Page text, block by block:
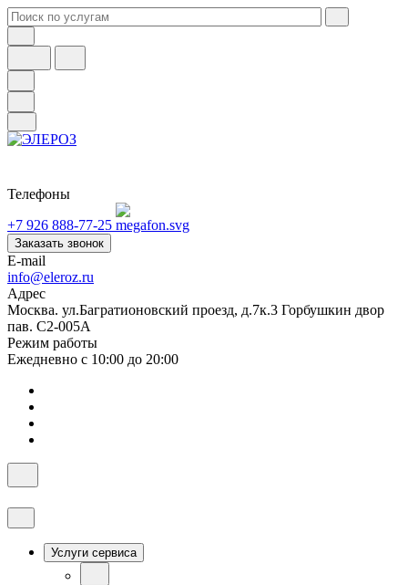
Телефоны
+7 926 888-77-25
Заказать звонок
E-mail
info@eleroz.ru
Адрес
Москва. ул.Багратионовский проезд, д.7к.3 Горбушкин двор
пав. C2-005A
Режим работы
Ежедневно с 10:00 до 20:00
Услуги сервиса